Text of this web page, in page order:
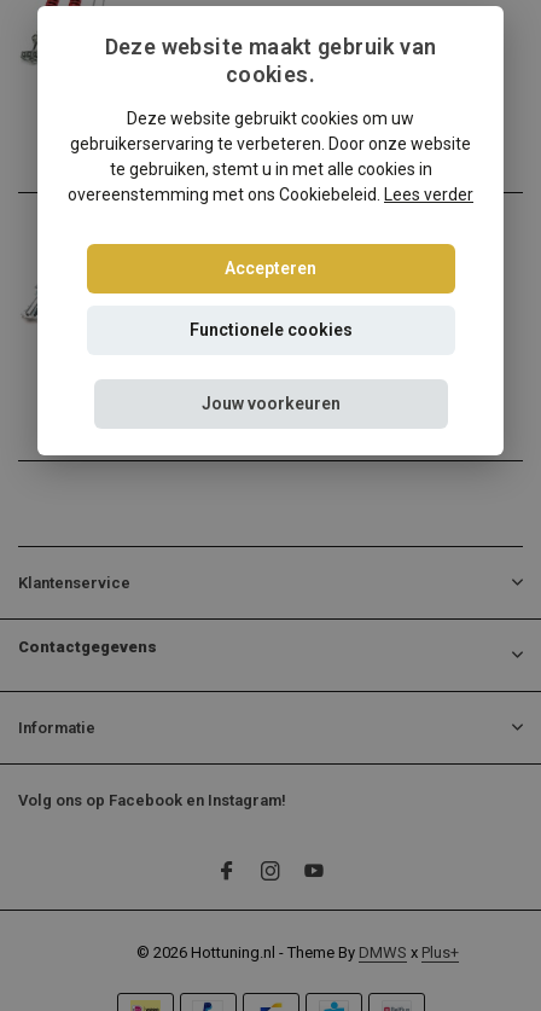
€264,95
BMW 3-serie E36 Tuning Art schroefset
BMW 3-serie E36 verlagen ...
€244,95
Klantenservice
Contactgegevens
Informatie
Volg ons op Facebook en Instagram!
© 2026 Hottuning.nl - Theme By DMWS x Plus+
Deze website maakt gebruik van
cookies.
Deze website gebruikt cookies om uw
gebruikerservaring te verbeteren. Door onze website
te gebruiken, stemt u in met alle cookies in
overeenstemming met ons Cookiebeleid.
Lees verder
Accepteren
Functionele cookies
Jouw voorkeuren